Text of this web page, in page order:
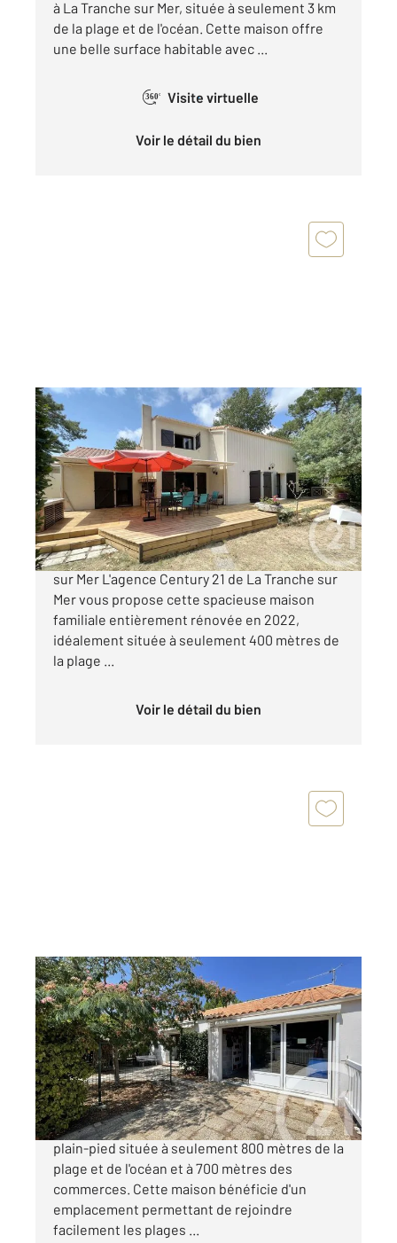
à La Tranche sur Mer, située à seulement 3 km
de la plage et de l'océan. Cette maison offre
une belle surface habitable avec ...
360° Visite virtuelle
Voir le détail du bien
LA TRANCHE SUR MER 85
183 m
, 8 pièces
Ref : 2729
Maison à vendre
740 000 €
Maison familiale à 400 m de la plage La Tranche
sur Mer L'agence Century 21 de La Tranche sur
Mer vous propose cette spacieuse maison
familiale entièrement rénovée en 2022,
idéalement située à seulement 400 mètres de
la plage ...
Voir le détail du bien
LA TRANCHE SUR MER 85
55 m2, 3 pièces
Ref : 1904
Maison à vendre
322 700 €
À vendre à La Tranche sur Mer, maison de
plain-pied située à seulement 800 mètres de la
plage et de l'océan et à 700 mètres des
commerces. Cette maison bénéficie d'un
emplacement permettant de rejoindre
facilement les plages ...